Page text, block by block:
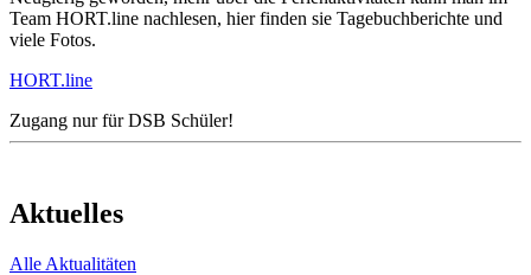
Team HORT.line nachlesen, hier finden sie Tagebuchberichte und
viele Fotos.
HORT.line
Zugang nur für DSB Schüler!
Aktuelles
Alle Aktualitäten